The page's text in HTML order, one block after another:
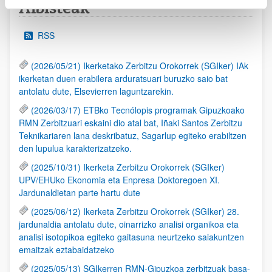
Albisteak
RSS
(2026/05/21) Ikerketako Zerbitzu Orokorrek (SGIker) IAk
ikerketan duen erabilera arduratsuari buruzko saio bat
antolatu dute, Elsevierren laguntzarekin.
(2026/03/17) ETBko Tecnólopis programak Gipuzkoako
RMN Zerbitzuari eskaini dio atal bat, Iñaki Santos Zerbitzu
Teknikariaren lana deskribatuz, Sagarlup egiteko erabiltzen
den lupulua karakterizatzeko.
(2025/10/31) Ikerketa Zerbitzu Orokorrek (SGIker)
UPV/EHUko Ekonomia eta Enpresa Doktoregoen XI.
Jardunaldietan parte hartu dute
(2025/06/12) Ikerketa Zerbitzu Orokorrek (SGIker) 28.
jardunaldia antolatu dute, oinarrizko analisi organikoa eta
analisi isotopikoa egiteko gaitasuna neurtzeko saiakuntzen
emaitzak eztabaidatzeko
(2025/05/13) SGIkerren RMN-Gipuzkoa zerbitzuak basa-